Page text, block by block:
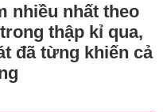
nhiều nhất theo
thập kỉ qua,
đã từng khiến cả